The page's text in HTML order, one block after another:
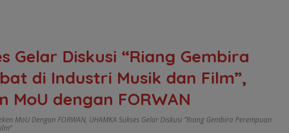
Gelar Diskusi “Riang Gembira
di Industri Musik dan Film”,
MoU dengan FORWAN
MoU Dengan FORWAN, UHAMKA Sukses Gelar Diskusi “Riang Gembira Perempuan